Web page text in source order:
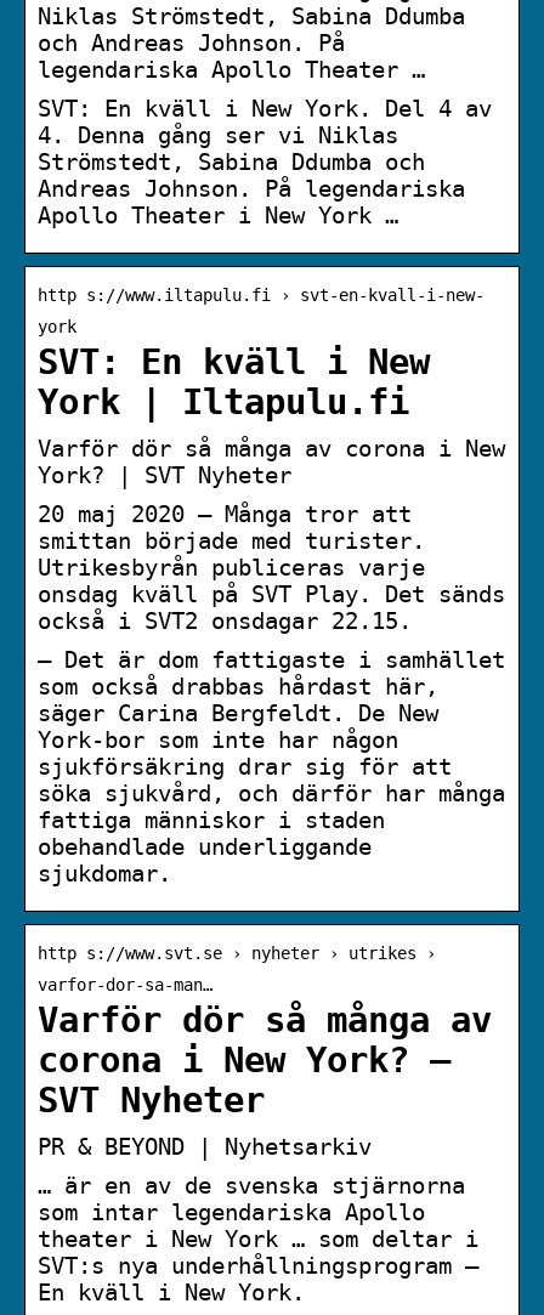
Niklas Strömstedt, Sabina Ddumba
och Andreas Johnson. På
legendariska Apollo Theater …
SVT: En kväll i New York. Del 4 av
4. Denna gång ser vi Niklas
Strömstedt, Sabina Ddumba och
Andreas Johnson. På legendariska
Apollo Theater i New York …
http s://www.iltapulu.fi › svt-en-kvall-i-new-
york
SVT: En kväll i New
York | Iltapulu.fi
Varför dör så många av corona i New
York? | SVT Nyheter
20 maj 2020 — Många tror att
smittan började med turister.
Utrikesbyrån publiceras varje
onsdag kväll på SVT Play. Det sänds
också i SVT2 onsdagar 22.15.
– Det är dom fattigaste i samhället
som också drabbas hårdast här,
säger Carina Bergfeldt. De New
York-bor som inte har någon
sjukförsäkring drar sig för att
söka sjukvård, och därför har många
fattiga människor i staden
obehandlade underliggande
sjukdomar.
http s://www.svt.se › nyheter › utrikes ›
varfor-dor-sa-man…
Varför dör så många av
corona i New York? –
SVT Nyheter
PR & BEYOND | Nyhetsarkiv
… är en av de svenska stjärnorna
som intar legendariska Apollo
theater i New York … som deltar i
SVT:s nya underhållningsprogram –
En kväll i New York.